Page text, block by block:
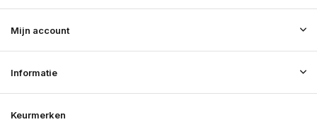
Mijn account
Informatie
Keurmerken